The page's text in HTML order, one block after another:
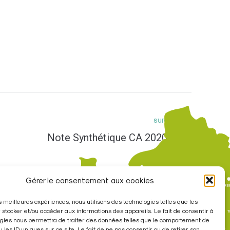
Gérer le consentement aux cookies
meilleures expériences, nous utilisons des technologies telles que les
stocker et/ou accéder aux informations des appareils. Le fait de consentir à
nous permettra de traiter des données telles que le comportement de
SUIV
Note Synthétique CA 2020